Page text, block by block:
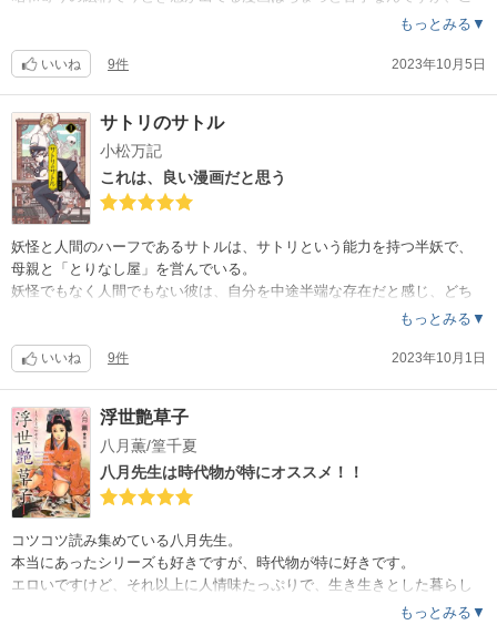
既に付き合ってる2人のやり取りで、しかも健全な関係で…って面白いの
だって、塩田先生が普段見せないでいる男前を現した時の破壊力がすご
い。
雨井ちゃんも風変わりな感じが自然体で、とても愛らしい。
お互いに、これは惚れるよねというお似合いの2人。
お値段高めですが、1冊のボリュームと内容から納得です！
もっとみる▼
いいね 9件 2023年10月5日
サトリのサトル
小松万記
これは、良い漫画だと思う
妖怪と人間のハーフであるサトルは、サトリという能力を持つ半妖で、
母親と「とりなし屋」を営んでいる。
妖怪でもなく人間でもない彼は、自分を中途半端な存在だと感じ、どち
そんなサトルが、転校生青天目に幼馴染の妖怪探しを依頼された事を機
そんな感じのお話です。
妖怪が好きなので、先日のセールで購入しました。
ちょっとした好奇心から読み始めたのですが、こんなに良作だったとは
と驚きました。
伏線回収が鮮やかで、よく練られた上で描かれているなぁと思いました
。
もっとみる▼
いいね 9件 2023年10月1日
浮世艶草子
八月薫/篁千夏
八月先生は時代物が特にオススメ！！
コツコツ読み集めている八月先生。
本当にあったシリーズも好きですが、時代物が特に好きです。
エロいですけど、それ以上に人情味たっぷりで、生き生きとした暮らし
もっとみる▼